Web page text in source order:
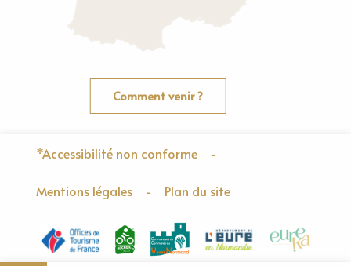
Comment venir ?
*Accessibilité non conforme -
Mentions légales - Plan du site